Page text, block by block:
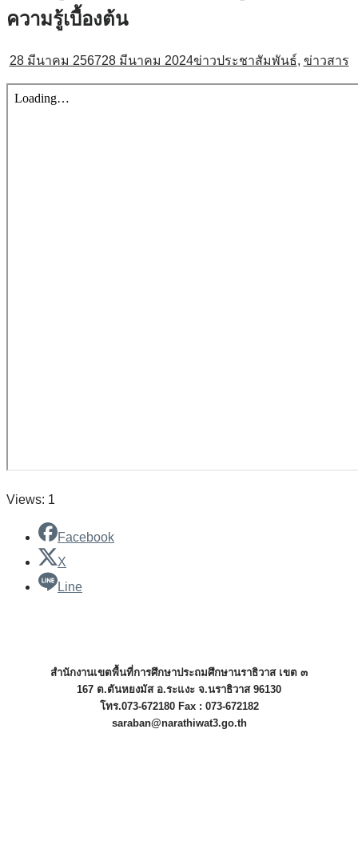
ความรู้เบื้องต้น
28 มีนาคม 256728 มีนาคม 2024ข่าวประชาสัมพันธ์, ข่าวสาร
Views: 1
Facebook
X
Line
สำนักงานเขตพื้นที่การศึกษาประถมศึกษานราธิวาส เขต ๓
167 ต.ตันหยงมัส อ.ระแงะ จ.นราธิวาส 96130
โทร.073-672180 Fax : 073-672182
saraban@narathiwat3.go.th